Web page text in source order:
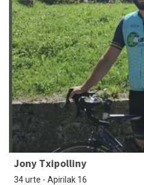
Jony Txipolliny
34 urte - Apirilak 16